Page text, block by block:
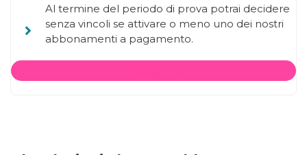
Al termine del periodo di prova potrai decidere
senza vincoli se attivare o meno uno dei nostri
abbonamenti a pagamento.